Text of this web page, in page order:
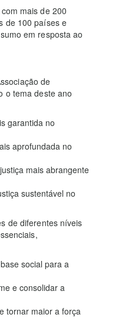
mais de 200
de 100 países e
em resposta ao
de
o tema deste ano
garantida no
aprofundada no
mais abrangente
sustentável no
de diferentes níveis
social para a
e consolidar a
tornar maior a força